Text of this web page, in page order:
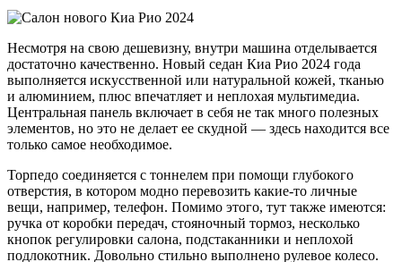
Несмотря на свою дешевизну, внутри машина отделывается
достаточно качественно. Новый седан Киа Рио 2024 года
выполняется искусственной или натуральной кожей, тканью
и алюминием, плюс впечатляет и неплохая мультимедиа.
Центральная панель включает в себя не так много полезных
элементов, но это не делает ее скудной — здесь находится все
только самое необходимое.
Торпедо соединяется с тоннелем при помощи глубокого
отверстия, в котором модно перевозить какие-то личные
вещи, например, телефон. Помимо этого, тут также имеются:
ручка от коробки передач, стояночный тормоз, несколько
кнопок регулировки салона, подстаканники и неплохой
подлокотник. Довольно стильно выполнено рулевое колесо.